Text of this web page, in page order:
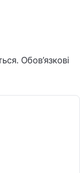
Обов’язкові